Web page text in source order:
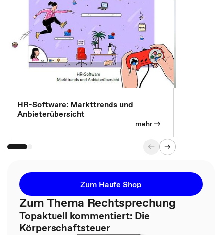
HR-Software: Markttrends und
Anbieterübersicht
mehr
Zum Haufe Shop
Zum Thema Rechtsprechung
Topaktuell kommentiert: Die
Körperschaftsteuer